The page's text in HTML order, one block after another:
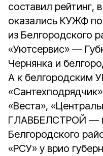
составил рейтинг,
оказались КУЖФ
из Белгородского
«Уютсервис» —
Чернянка и
А к белгородским
«Веста»,
ГЛАВБЕЛСТРОЙ —
Белгородского
«РСУ» у врио